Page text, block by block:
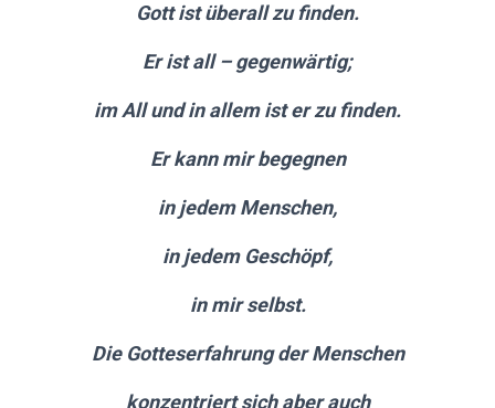
Gott ist überall zu finden.
Er ist all – gegenwärtig;
im All und in allem ist er zu finden.
Er kann mir begegnen
in jedem Menschen,
in jedem Geschöpf,
in mir selbst.
Die Gotteserfahrung der Menschen
konzentriert sich aber auch